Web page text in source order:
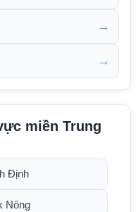
→
→
miền Trung
Định
Nông